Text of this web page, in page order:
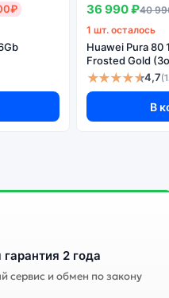
дешевле, но корректная
36 990 ₽40
1 шт. осталось
Huawei Pura 80
Frosted Gold
★★★★★4,7
В
2 года
сервис и обмен по закону